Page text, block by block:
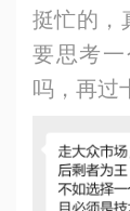
挺忙的，
要思考
吗，再过